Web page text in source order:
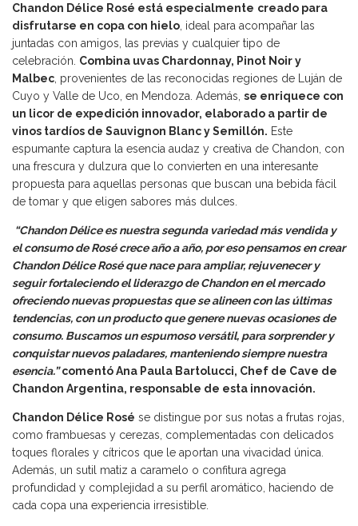
Chandon Délice Rosé está especialmente creado para
disfrutarse en copa con hielo , ideal para acompañar las
juntadas con amigos, las previas y cualquier tipo de
celebración. Combina uvas Chardonnay, Pinot Noir y
Malbec , provenientes de las reconocidas regiones de Luján de
Cuyo y Valle de Uco, en Mendoza. Además, se enriquece con
un licor de expedición innovador, elaborado a partir de
vinos tardíos de Sauvignon Blanc y Semillón. Este
espumante captura la esencia audaz y creativa de Chandon, con
una frescura y dulzura que lo convierten en una interesante
propuesta para aquellas personas que buscan una bebida fácil
de tomar y que eligen sabores más dulces.
“Chandon Délice es nuestra segunda variedad más vendida y
el consumo de Rosé crece año a año, por eso pensamos en crear
Chandon Délice Rosé que nace para ampliar, rejuvenecer y
seguir fortaleciendo el liderazgo de Chandon en el mercado
ofreciendo nuevas propuestas que se alineen con las últimas
tendencias, con un producto que genere nuevas ocasiones de
consumo. Buscamos un espumoso versátil, para sorprender y
conquistar nuevos paladares, manteniendo siempre nuestra
esencia.”comentó Ana Paula Bartolucci, Chef de Cave de
Chandon Argentina, responsable de esta innovación.
Chandon Délice Rosé se distingue por sus notas a frutas rojas,
como frambuesas y cerezas, complementadas con delicados
toques florales y cítricos que le aportan una vivacidad única.
Además, un sutil matiz a caramelo o confitura agrega
profundidad y complejidad a su perfil aromático, haciendo de
cada copa una experiencia irresistible.